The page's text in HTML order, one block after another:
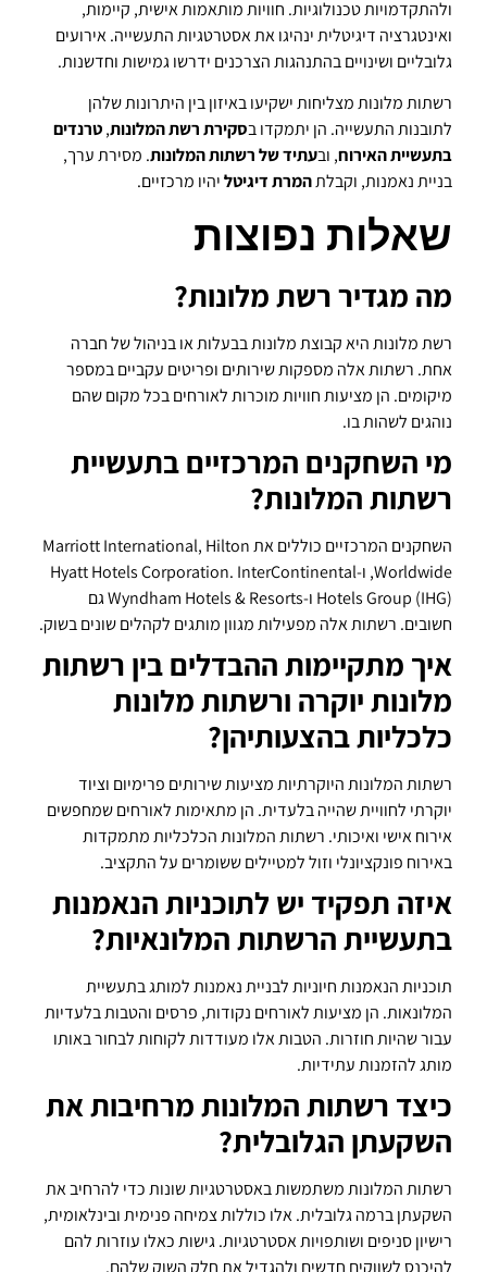
ולהתקדמויות טכנולוגיות. חוויות מותאמות אישית, קיימות,
ואינטגרציה דיגיטלית ינהיגו את אסטרטגיות התעשייה. אירועים
גלובליים ושינויים בהתנהגות הצרכנים ידרשו גמישות וחדשנות.
רשתות מלונות מצליחות ישקיעו באיזון בין היתרונות שלהן
לתובנות התעשייה. הן יתמקדו בסקירת רשת המלונות,טרנדים
בתעשיית האירוח, ובעתיד של רשתות המלונות. מסירת ערך,
בניית נאמנות, וקבלתהמרת דיגיטליהיו מרכזיים.
שאלות נפוצות
מה מגדיר רשת מלונות?
רשת מלונות היא קבוצת מלונות בבעלות או בניהול של חברה
אחת. רשתות אלה מספקות שירותים ופריטים עקביים במספר
מיקומים. הן מציעות חוויות מוכרות לאורחים בכל מקום שהם
נוהגים לשהות בו.
מי השחקנים המרכזיים בתעשיית
רשתות המלונות?
השחקנים המרכזיים כוללים את Marriott International, Hilton
Worldwide, ו-Hyatt Hotels Corporation. InterContinental
Hotels Group (IHG) ו-Wyndham Hotels & Resorts גם
חשובים. רשתות אלה מפעילות מגוון מותגים לקהלים שונים בשוק.
איך מתקיימות ההבדלים בין רשתות
מלונות יוקרה ורשתות מלונות
כלכליות בהצעותיהן?
רשתות המלונות היוקרתיות מציעות שירותים פרימיום וציוד
יוקרתי לחוויית שהייה בלעדית. הן מתאימות לאורחים שמחפשים
אירוח אישי ואיכותי. רשתות המלונות הכלכליות מתמקדות
באירוח פונקציונלי וזול למטיילים ששומרים על התקציב.
איזה תפקיד יש לתוכניות הנאמנות
בתעשיית הרשתות המלונאיות?
תוכניות הנאמנות חיוניות לבניית נאמנות למותג בתעשיית
המלונאות. הן מציעות לאורחים נקודות, פרסים והטבות בלעדיות
עבור שהיות חוזרות. הטבות אלו מעודדות לקוחות לבחור באותו
מותג להזמנות עתידיות.
כיצד רשתות המלונות מרחיבות את
השקעתן הגלובלית?
רשתות המלונות משתמשות באסטרטגיות שונות כדי להרחיב את
השקעתן ברמה גלובלית. אלו כוללות צמיחה פנימית ובינלאומית,
רישיון סניפים ושותפויות אסטרטגיות. גישות כאלו עוזרות להם
להיכנס לשווקים חדשים ולהגדיל את חלק השוק שלהם.